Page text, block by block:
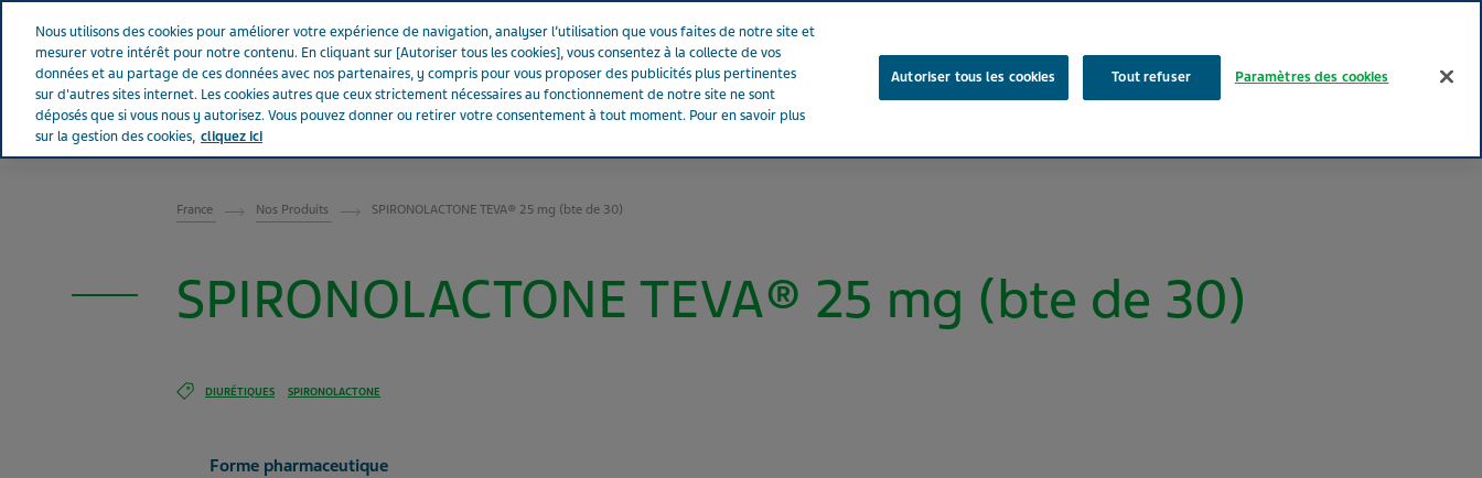
Aller sur Tevapharm
FRANCE
France Nos Produits SPIRONOLACTONE TEVA® 25 mg (bte de 30)
SPIRONOLACTONE TEVA® 25 mg (bte de 30)
DIURÉTIQUES SPIRONOLACTONE
Forme pharmaceutique
Nous utilisons des cookies pour améliorer votre expérience de navigation, analyser l’utilisation que vous faites de notre site et
mesurer votre intérêt pour notre contenu. En cliquant sur [Autoriser tous les cookies], vous consentez à la collecte de vos
données et au partage de ces données avec nos partenaires, y compris pour vous proposer des publicités plus pertinentes
sur d'autres sites internet. Les cookies autres que ceux strictement nécessaires au fonctionnement de notre site ne sont
déposés que si vous nous y autorisez. Vous pouvez donner ou retirer votre consentement à tout moment. Pour en savoir plus
sur la gestion des cookies, cliquez ici
Autoriser tous les cookies Tout refuser Paramètres des cookies